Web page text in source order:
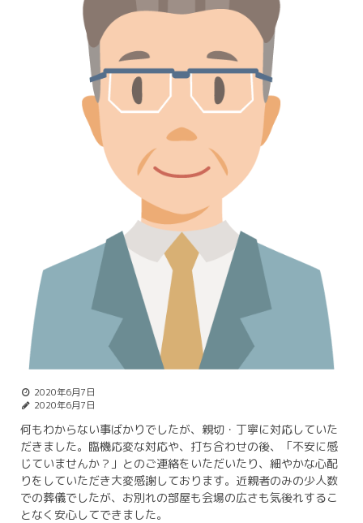
2020年6月7日
2020年6月7日
何もわからない事ばかりでしたが、親切・丁寧に対応していた
だきました。臨機応変な対応や、打ち合わせの後、「不安に感
じていませんか？」とのご連絡をいただいたり、細やかな心配
りをしていただき大変感謝しております。近親者のみの少人数
での葬儀でしたが、お別れの部屋も会場の広さも気後れするこ
となく安心してできました。